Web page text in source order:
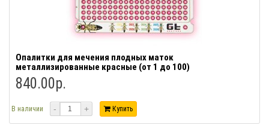
Опалитки для мечения плодных маток
металлизированные красные (от 1 до 100)
840.00р.
В наличии - + Купить